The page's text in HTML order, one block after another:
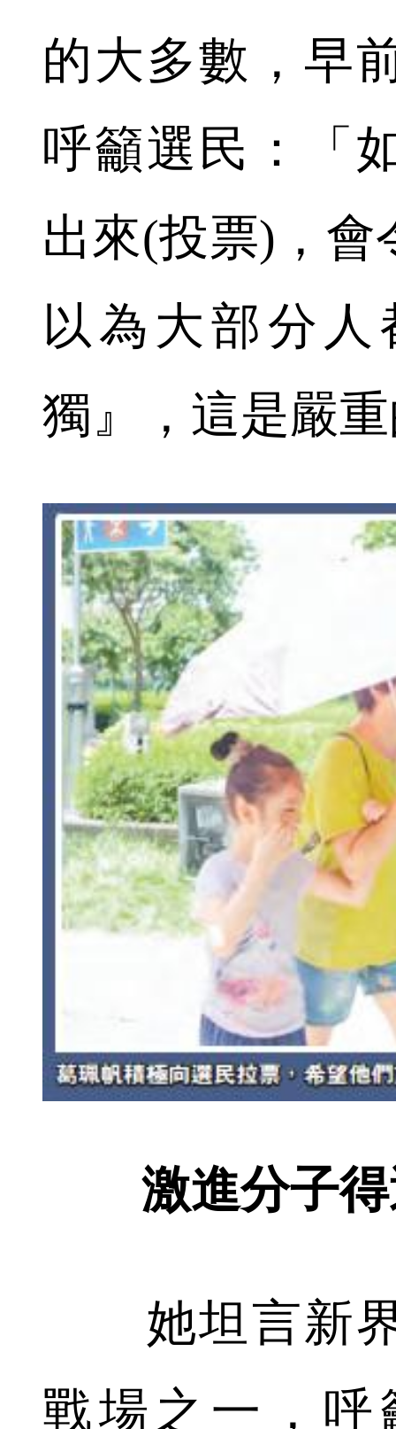
的大多數，早
呼籲選民：「
出來(投票)，會
以為大部分
獨』，這是嚴
激進分子
她坦言新界
戰場之一，